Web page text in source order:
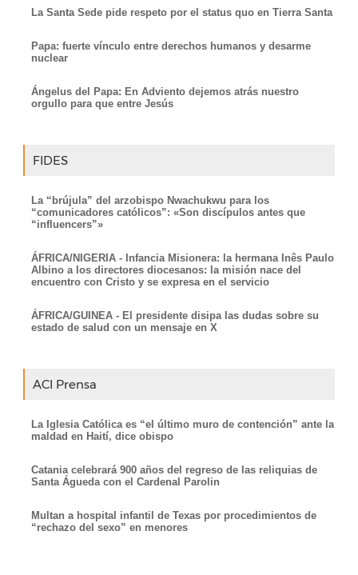
La Santa Sede pide respeto por el status quo en Tierra Santa
Papa: fuerte vínculo entre derechos humanos y desarme
nuclear
Ángelus del Papa: En Adviento dejemos atrás nuestro
orgullo para que entre Jesús
FIDES
La “brújula” del arzobispo Nwachukwu para los
“comunicadores católicos”: «Son discípulos antes que
“influencers”»
ÁFRICA/NIGERIA - Infancia Misionera: la hermana Inês Paulo
Albino a los directores diocesanos: la misión nace del
encuentro con Cristo y se expresa en el servicio
ÁFRICA/GUINEA - El presidente disipa las dudas sobre su
estado de salud con un mensaje en X
ACI Prensa
La Iglesia Católica es “el último muro de contención” ante la
maldad en Haití, dice obispo
Catania celebrará 900 años del regreso de las reliquias de
Santa Águeda con el Cardenal Parolin
Multan a hospital infantil de Texas por procedimientos de
“rechazo del sexo” en menores